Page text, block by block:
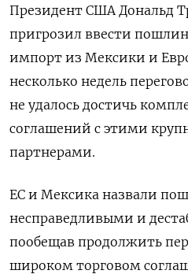
Президент США Дональд
пригрозил ввести
импорт из Мексики и
несколько недель
не удалось достичь
соглашений с этими
партнерами.
ЕС и Мексика назвали
несправедливыми и
пообещав продолжить
широком торговом